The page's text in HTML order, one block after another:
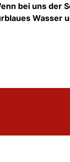
bei uns der
Wasser